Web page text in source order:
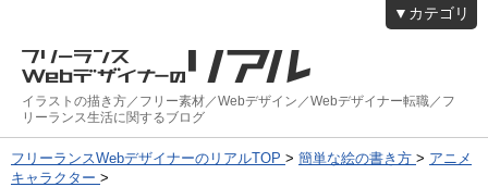
▼カテゴリ
イラストの描き方／フリー素材／Webデザイン／Webデザイナー転職／フ
リーランス生活に関するブログ
フリーランスWebデザイナーのリアルTOP > 簡単な絵の書き方 > アニメ
キャラクター >